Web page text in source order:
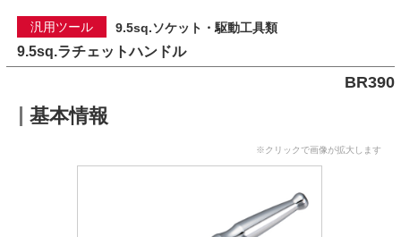
汎用ツール 9.5sq.ソケット・駆動工具類
9.5sq.ラチェットハンドル
BR390
基本情報
※クリックで画像が拡大します